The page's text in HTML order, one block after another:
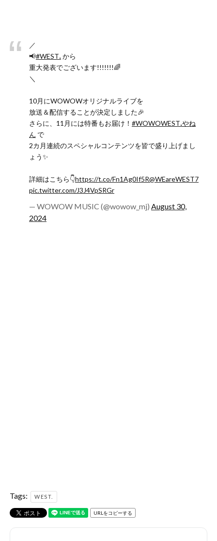
／
📢#WESTꓸ から
重大発表でございます!!!!!!!🌈
＼
10月にWOWOWオリジナルライブを
放送＆配信することが決定しました🎉
さらに、11月には特番もお届け！ #WOWOWESTꓸやね
ん で
2カ月連続のスペシャルコンテンツを皆で盛り上げまし
ょう✨
詳細はこちら👇https://t.co/Fn1Ag0If5R@WEareWEST7
pic.twitter.com/J3J4VpSRGr
— WOWOW MUSIC (@wowow_mj) August 30,
2024
Tags: WEST.
URLをコピーする